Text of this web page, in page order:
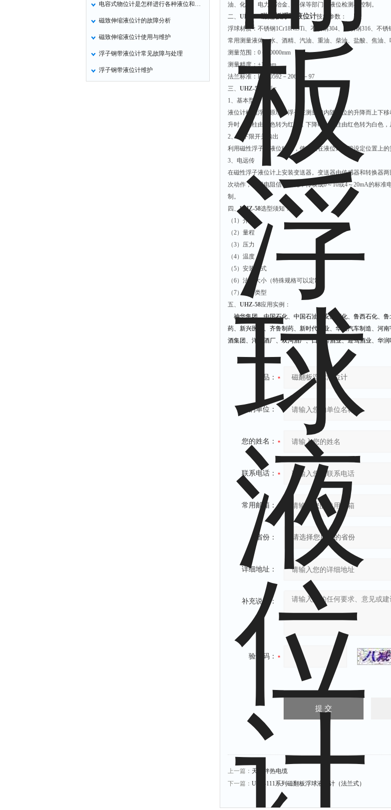
电容式物位计是怎样进行各种液位和料位测量的？
磁致伸缩液位计的故障分析
磁致伸缩液位计使用与维护
浮子钢带液位计常见故障与处理
浮子钢带液位计维护
油、化工、电力、冶金、环保等部门的液位检测与控制。
二、 UHZ-58 磁翻板浮球液位计技术参数：
浮球材质：不锈钢1Cr18Ni9Ti、不锈钢304、不锈钢316、不锈
常用测量液体：水、酒精、汽油、重油、柴油、盐酸、焦油
测量范围：0－10000mm
测量精度：±10mm
法兰标准：HG20592－20635－97
三、 UHZ-58
类型：
1、基本型
液位计根据浮力原理，浮子在测量管内随液位的升降而上下
升时，翻柱由白色转为红色，下降时，翻柱由红色转为白色，
2、上下限开关输出
利用磁性浮子随液位移动，使安装在液位计立管设定位置上的
3、电远传
在磁性浮子液位计上安装变送器。变送器由传感器和转换器
次动作，获得电阻信号变化，传唤成0～10或4～20mA的标
制。
四、UHZ-58选型须知：
（1）介质
（2）量程
（3）压力
（4）温度
（5）安装方式
（6）法兰大小（特殊规格可以定制）
（7）输出类型
五、 UHZ-58应用实例：
神华集团、中国石化、中国石油、安庆石化、鲁西石化、
药、新兴医药、齐鲁制药、新时代药业、华菱汽车制造、河
酒集团、洋河酒厂、双沟酒厂、口子窖酒业、迎驾酒业、华
产品：
您的单位：
您的姓名：
联系电话：
常用邮箱：
省份：
详细地址：
补充说明：
验证码：
上一篇： 天康伴热电缆
下一篇： UHZ-111系列磁翻板浮球液位计（法兰式）